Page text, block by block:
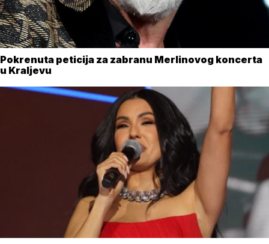
Pokrenuta peticija za zabranu Merlinovog koncerta
u Kraljevu